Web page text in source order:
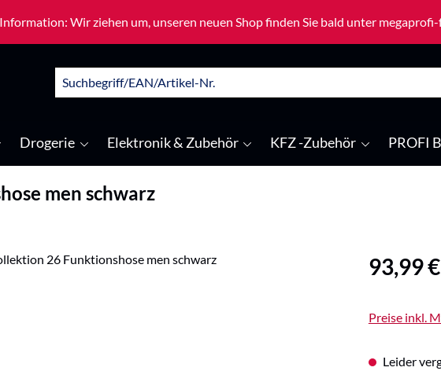
Wir ziehen um, unseren neuen Shop finden Sie bald unter
Drogerie Elektronik & Zubehör KFZ -Zubehör PROFI
men schwarz
Regulärer
93,99 €
Preise inkl.
Leider